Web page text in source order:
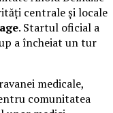
centrale și locale
. Startul oficial a
a încheiat un tur
medicale,
comunitatea